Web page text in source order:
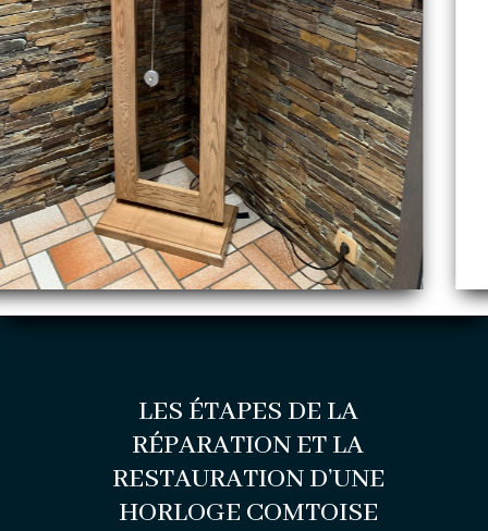
LES ÉTAPES DE LA
RÉPARATION ET LA
RESTAURATION D’UNE
HORLOGE COMTOISE